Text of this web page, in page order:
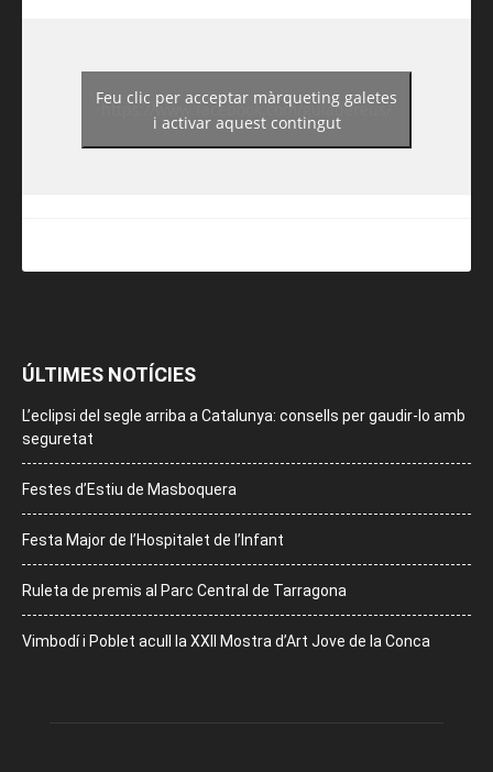
https://www.facebook.com/guiadereus/
Feu clic per acceptar màrqueting galetes
i activar aquest contingut
ÚLTIMES NOTÍCIES
L’eclipsi del segle arriba a Catalunya: consells per gaudir-lo amb
seguretat
Festes d’Estiu de Masboquera
Festa Major de l’Hospitalet de l’Infant
Ruleta de premis al Parc Central de Tarragona
Vimbodí i Poblet acull la XXII Mostra d’Art Jove de la Conca